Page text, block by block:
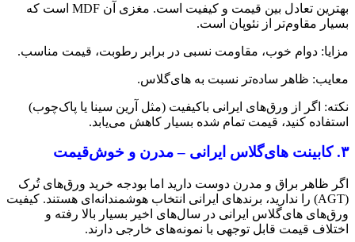
بهترین تعادل بین قیمت و کیفیت است. مغزی آن MDF است که
بسیار مقاوم‌تر از نئوپان است.
مزایا: دوام خوب، مقاومت نسبی در برابر رطوبت، قیمت مناسب.
معایب: ظاهر ساده‌تر نسبت به های‌گلاس.
نکته: اگر از ورق‌های ایرانی باکیفیت (مثل آرین سینا یا پاک‌چوب)
استفاده کنید، قیمت تمام شده بسیار کاهش می‌یابد.
۳. کابینت های‌گلاس ایرانی – مدرن و خوش‌قیمت
اگر ظاهر براق و مدرن دوست دارید اما بودجه خرید ورق‌های تُرک
(AGT) را ندارید، برندهای ایرانی انتخاب هوشمندانه‌ای هستند. کیفیت
ورق‌های های‌گلاس ایرانی در سال‌های اخیر بسیار بالا رفته و
اختلاف قیمت قابل توجهی با نمونه‌های خارجی دارند.